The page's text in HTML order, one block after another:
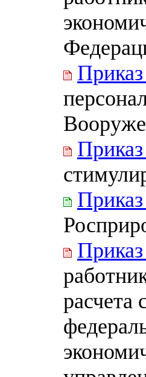
расчета